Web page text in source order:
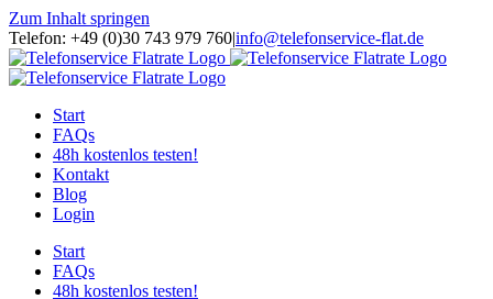
Zum Inhalt springen
Telefon: +49 (0)30 743 979 760|info@telefonservice-flat.de
Start
FAQs
48h kostenlos testen!
Kontakt
Blog
Login
Start
FAQs
48h kostenlos testen!